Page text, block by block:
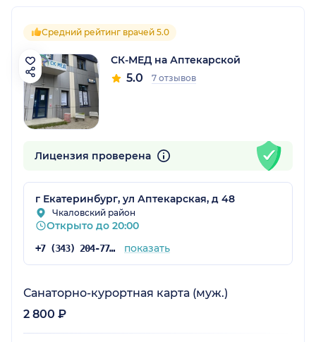
Средний рейтинг врачей 5.0
СК-МЕД на Аптекарской
5.0 7 отзывов
Лицензия проверена
г Екатеринбург, ул Аптекарская, д 48
Чкаловский район
Открыто до 20:00
+7 (343) 204-77-00 показать
Санаторно-курортная карта (муж.)
2 800 ₽